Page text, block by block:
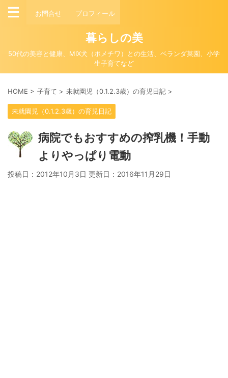
お問合せ プロフィール
暮らしの美
50代の美容と健康、MIX犬（ポメチワ）との生活、ベランダ菜園、小学
生子育てなど
HOME > 子育て > 未就園児（0.1.2.3歳）の育児日記 >
未就園児（0.1.2.3歳）の育児日記
病院でもおすすめの搾乳機！手動
よりやっぱり電動
投稿日：2012年10月3日 更新日： 2016年11月29日